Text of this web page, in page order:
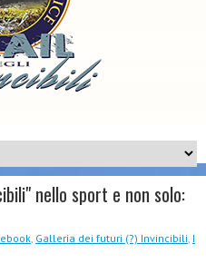
nello sport e non solo:
, Galleria dei futuri (?) Invincibili, I